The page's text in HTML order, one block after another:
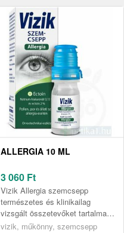
ALLERGIA 10 ML
3 060 Ft
Vizik Allergia szemcsepp
természetes és klinikailag
vizsgált összetevőket tartalmaz,
melyek hatékonysága
vizik, műkönny, szemcsepp